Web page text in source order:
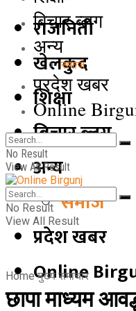
राजनिती
खेलकुद
शिक्षा
बिचार ब्लग
अन्य
समाज
प्रदेश खबर
Online
बिचार ब्लग
अन्य
समाज
प्रदेश खबर
Online
No Result
View All Result
No Result
View All Result
Home मुख्य समाचार
छापा माध्यम